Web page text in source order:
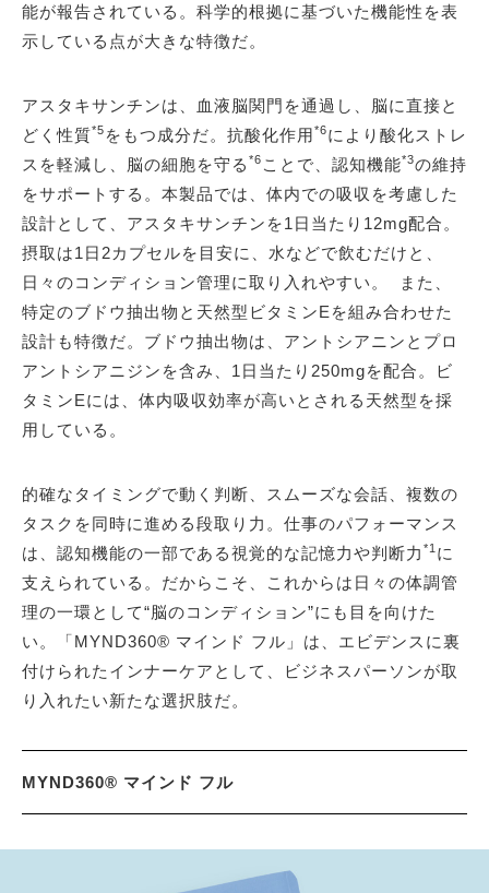
能が報告されている。科学的根拠に基づいた機能性を表
示している点が大きな特徴だ。
アスタキサンチンは、血液脳関門を通過し、脳に直接と
どく性質*5 をもつ成分だ。抗酸化作用*6により酸化ストレ
スを軽減し、脳の細胞を守る *6 ことで、認知機能*3の維持
をサポートする。本製品では、体内での吸収を考慮した
設計として、アスタキサンチンを1日当たり12mg配合。
摂取は1日2カプセルを目安に、水などで飲むだけと、
日々のコンディション管理に取り入れやすい。 また、
特定のブドウ抽出物と天然型ビタミンEを組み合わせた
設計も特徴だ。ブドウ抽出物は、アントシアニンとプロ
アントシアニジンを含み、1日当たり250mgを配合。ビ
タミンEには、体内吸収効率が高いとされる天然型を採
用している。
的確なタイミングで動く判断、スムーズな会話、複数の
タスクを同時に進める段取り力。仕事のパフォーマンス
は、認知機能の一部である視覚的な記憶力や判断力 *1 に
支えられている。だからこそ、これからは日々の体調管
理の一環として“脳のコンディション”にも目を向けた
い。「MYND360® マインド フル」は、エビデンスに裏
付けられたインナーケアとして、ビジネスパーソンが取
り入れたい新たな選択肢だ。
MYND360® マインド フル